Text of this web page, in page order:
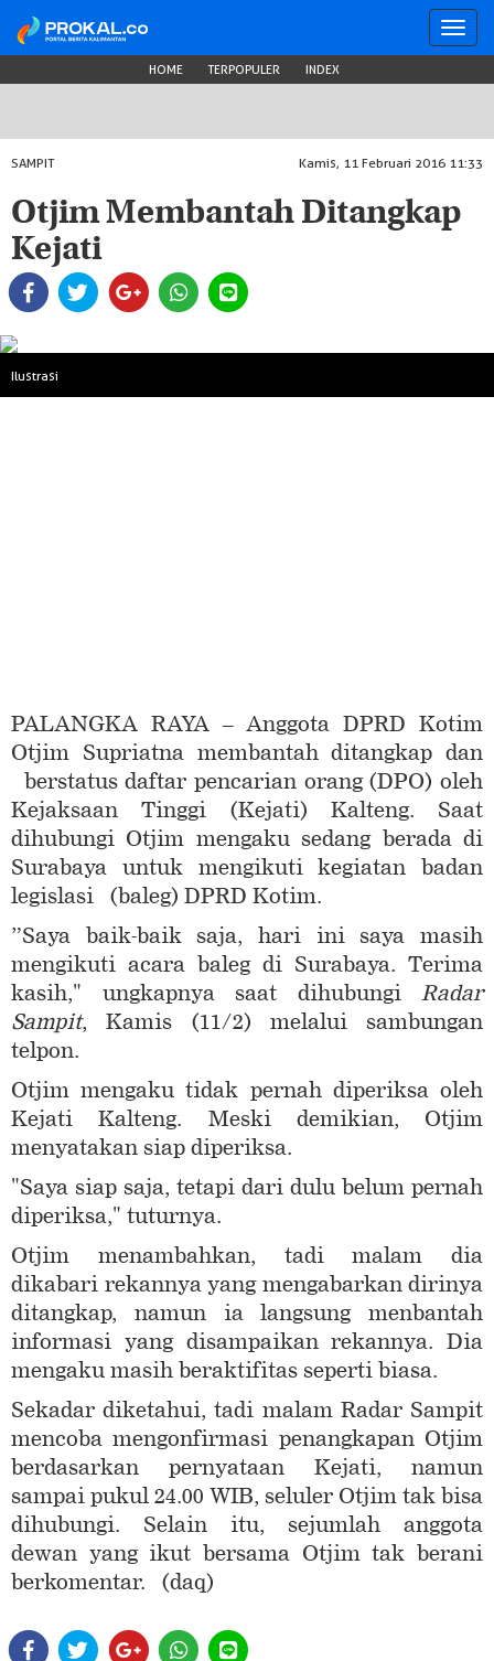
HOME TERPOPULER INDEX
SAMPIT Kamis, 11 Februari 2016 11:33
Otjim Membantah Ditangkap
Kejati
Ilustrasi
PALANGKA RAYA – Anggota DPRD Kotim
Otjim Supriatna membantah ditangkap dan
berstatus daftar pencarian orang (DPO) oleh
Kejaksaan Tinggi (Kejati) Kalteng. Saat
dihubungi Otjim mengaku sedang berada di
Surabaya untuk mengikuti kegiatan badan
legislasi (baleg) DPRD Kotim.
”Saya baik-baik saja, hari ini saya masih
mengikuti acara baleg di Surabaya. Terima
kasih," ungkapnya saat dihubungi Radar
Sampit, Kamis (11/2) melalui sambungan
telpon.
Otjim mengaku tidak pernah diperiksa oleh
Kejati Kalteng. Meski demikian, Otjim
menyatakan siap diperiksa.
"Saya siap saja, tetapi dari dulu belum pernah
diperiksa," tuturnya.
Otjim menambahkan, tadi malam dia
dikabari rekannya yang mengabarkan dirinya
ditangkap, namun ia langsung menbantah
informasi yang disampaikan rekannya. Dia
mengaku masih beraktifitas seperti biasa.
Sekadar diketahui, tadi malam Radar Sampit
mencoba mengonfirmasi penangkapan Otjim
berdasarkan pernyataan Kejati, namun
sampai pukul 24.00 WIB, seluler Otjim tak bisa
dihubungi. Selain itu, sejumlah anggota
dewan yang ikut bersama Otjim tak berani
berkomentar. (daq)